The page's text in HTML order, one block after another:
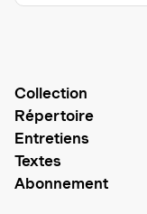
Collection
Répertoire
Entretiens
Textes
Abonnement